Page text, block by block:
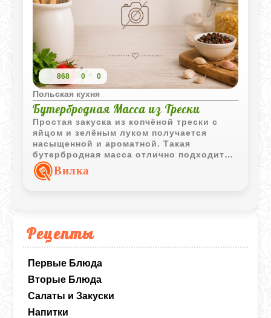
Рецепты
Первые Блюда
Вторые Блюда
Салаты и Закуски
Напитки
868 0 0
Польская кухня
Бутербродная Масса из Трески
Простая закуска из копчёной трески с
яйцом и зелёным луком получается
насыщенной и ароматной. Такая
бутербродная масса отлично подходит
для тостов, свежего хлеба или
праздничных закусок.
Вилка